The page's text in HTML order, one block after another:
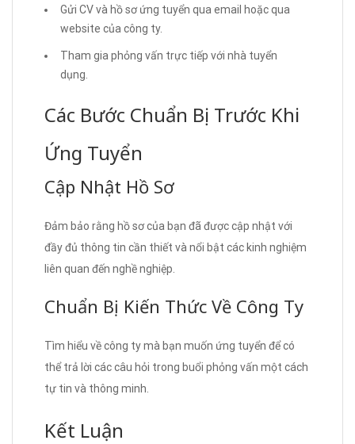
Gửi CV và hồ sơ ứng tuyển qua email hoặc qua
website của công ty.
Tham gia phỏng vấn trực tiếp với nhà tuyển
dụng.
Các Bước Chuẩn Bị Trước Khi
Ứng Tuyển
Cập Nhật Hồ Sơ
Đảm bảo rằng hồ sơ của bạn đã được cập nhật với
đầy đủ thông tin cần thiết và nổi bật các kinh nghiệm
liên quan đến nghề nghiệp.
Chuẩn Bị Kiến Thức Về Công Ty
Tìm hiểu về công ty mà bạn muốn ứng tuyển để có
thể trả lời các câu hỏi trong buổi phỏng vấn một cách
tự tin và thông minh.
Kết Luận